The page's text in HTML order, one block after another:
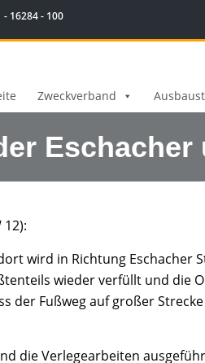
- 16284 - 100
Zweckverband
wird in Richtung Eschacher
wieder verfüllt und die
der Fußweg auf großer
die Verlegearbeiten